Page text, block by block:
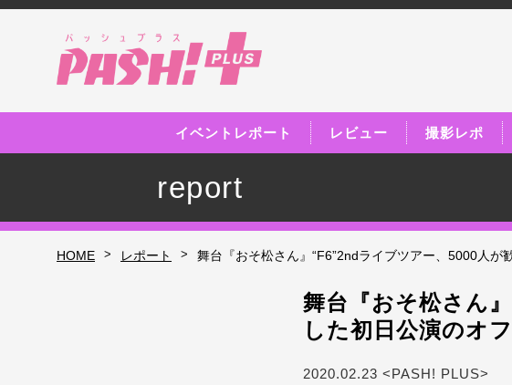
イベントレポート レビュー 撮影レポ
report
HOME > レポート > 舞台『おそ松さん』“F6”2ndライブツアー、5000人が
舞台『おそ松さん
した初日公演のオ
2020.02.23 <PASH! PLUS>